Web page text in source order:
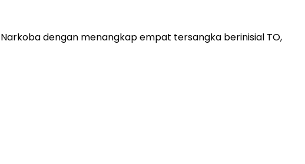
dengan menangkap empat tersangka berinisial TO,